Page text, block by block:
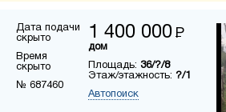
Дата подачи
скрыто
Время
скрыто
№ 687460
1 400 000 Р
дом
Площадь: 36/?/8
Этаж/этажность: ?/1
Автопоиск